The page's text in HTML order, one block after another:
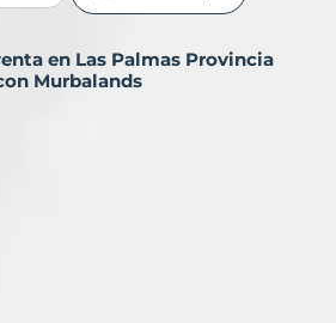
en Las Palmas Provincia
Murbalands